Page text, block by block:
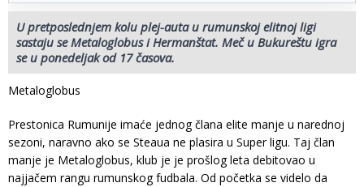
U pretposlednjem kolu plej-auta u rumunskoj elitnoj ligi
sastaju se Metaloglobus i Hermanštat. Meč u Bukureštu igra
se u ponedeljak od 17 časova.
Metaloglobus
Prestonica Rumunije imaće jednog člana elite manje u narednoj
sezoni, naravno ako se Steaua ne plasira u Super ligu. Taj član
manje je Metaloglobus, klub je je prošlog leta debitovao u
najjačem rangu rumunskog fudbala. Od početka se videlo da